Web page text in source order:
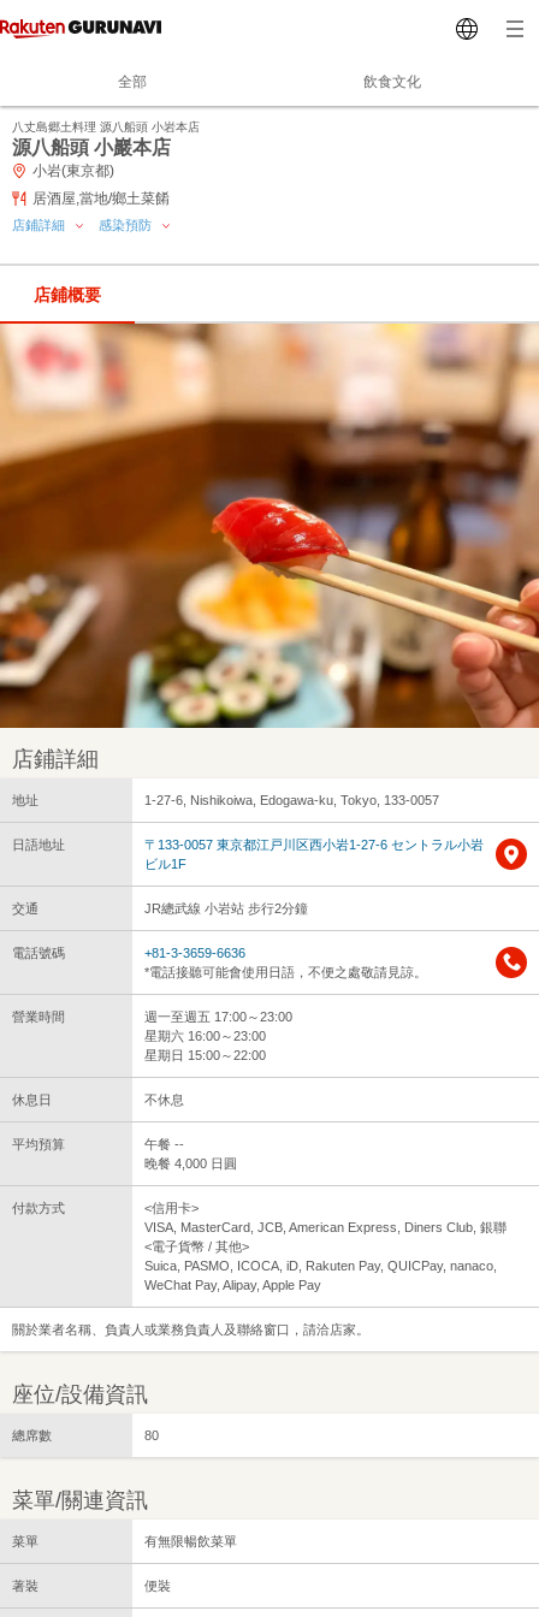
全部 飲食文化
八丈島郷土料理 源八船頭 小岩本店
源八船頭 小巖本店
小岩(東京都)
居酒屋,當地/鄉土菜餚
店鋪詳細 感染預防
店鋪概要
店鋪詳細
地址 1-27-6, Nishikoiwa, Edogawa-ku, Tokyo, 133-0057
日語地址
〒133-0057 東京都江戸川区西小岩1-27-6 セントラル小岩
ビル1F
交通 JR總武線 小岩站 步行2分鐘
電話號碼
+81-3-3659-6636
*電話接聽可能會使用日語，不便之處敬請見諒。
營業時間
週一至週五 17:00～23:00
星期六 16:00～23:00
星期日 15:00～22:00
休息日 不休息
平均預算
午餐 --
晚餐 4,000 日圓
付款方式
<信用卡>
VISA, MasterCard, JCB, American Express, Diners Club, 銀聯
<電子貨幣 / 其他>
Suica, PASMO, ICOCA, iD, Rakuten Pay, QUICPay, nanaco,
WeChat Pay, Alipay, Apple Pay
關於業者名稱、負責人或業務負責人及聯絡窗口，請洽店家。
座位/設備資訊
總席數 80
菜單/關連資訊
菜單 有無限暢飲菜單
著裝 便裝